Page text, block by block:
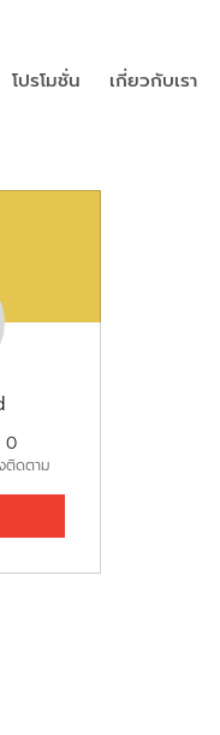
โปรโมชั่น เกี่ยวกับเรา
0
ติดตาม